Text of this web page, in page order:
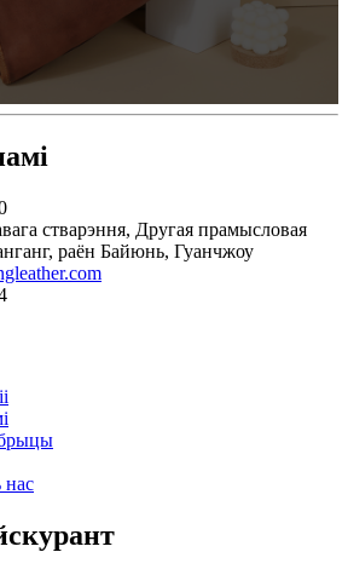
стварэння, Другая прамысловая
раён Байюнь, Гуанчжоу
нас